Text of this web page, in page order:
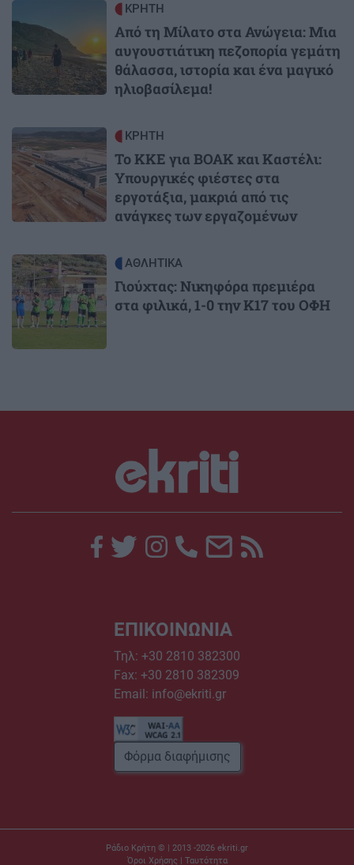
ΚΡΗΤΗ
Από τη Μίλατο στα Ανώγεια: Μια
αυγουστιάτικη πεζοπορία γεμάτη
θάλασσα, ιστορία και ένα μαγικό
ηλιοβασίλεμα!
Image ΚΡΗΤΗ
Το ΚΚΕ για ΒΟΑΚ και Καστέλι:
Υπουργικές φιέστες στα
εργοτάξια, μακριά από τις
ανάγκες των εργαζομένων
Image ΑΘΛΗΤΙΚΑ
Γιούχτας: Νικηφόρα πρεμιέρα
στα φιλικά, 1-0 την Κ17 του ΟΦΗ
ΕΠΙΚΟΙΝΩΝΙΑ
Τηλ: +30 2810 382300
Fax: +30 2810 382309
Email: info@ekriti.gr
Φόρμα διαφήμισης
Ράδιο Κρήτη © | 2013 -2026 ekriti.gr
Όροι Χρήσης | Ταυτότητα